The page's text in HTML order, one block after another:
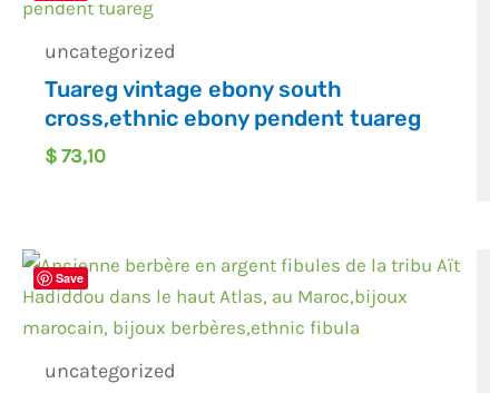
uncategorized
Tuareg vintage ebony south
cross,ethnic ebony pendent tuareg
$73,10
Save
uncategorized